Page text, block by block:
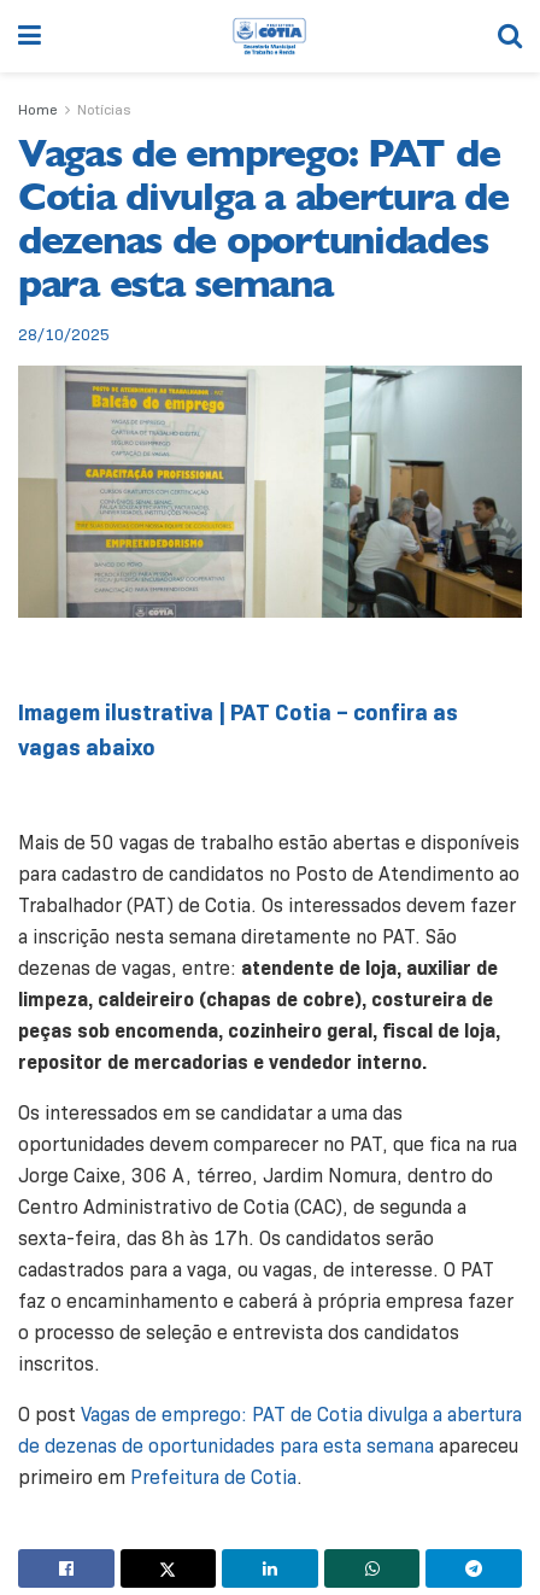
Home Notícias
Vagas de emprego: PAT de
Cotia divulga a abertura de
dezenas de oportunidades
para esta semana
28/10/2025
Imagem ilustrativa | PAT Cotia – confira as
vagas abaixo
Mais de 50 vagas de trabalho estão abertas e disponíveis
para cadastro de candidatos no Posto de Atendimento ao
Trabalhador (PAT) de Cotia. Os interessados devem fazer
a inscrição nesta semana diretamente no PAT. São
dezenas de vagas, entre: atendente de loja, auxiliar de
limpeza, caldeireiro (chapas de cobre), costureira de
peças sob encomenda, cozinheiro geral, fiscal de loja,
repositor de mercadorias e vendedor interno.
Os interessados em se candidatar a uma das
oportunidades devem comparecer no PAT, que fica na rua
Jorge Caixe, 306 A, térreo, Jardim Nomura, dentro do
Centro Administrativo de Cotia (CAC), de segunda a
sexta-feira, das 8h às 17h. Os candidatos serão
cadastrados para a vaga, ou vagas, de interesse. O PAT
faz o encaminhamento e caberá à própria empresa fazer
o processo de seleção e entrevista dos candidatos
inscritos.
O post Vagas de emprego: PAT de Cotia divulga a abertura
de dezenas de oportunidades para esta semana apareceu
primeiro em Prefeitura de Cotia.